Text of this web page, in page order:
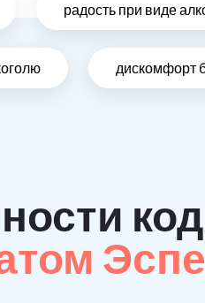
радость при виде
дискомфорт